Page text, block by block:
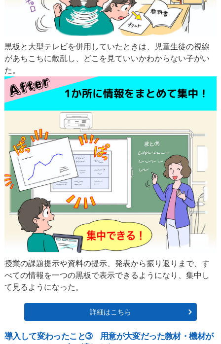
黒板と大型テレビを併用していたときは、児童生徒の視線
があちこちに散乱し、どこを見ていいかわからない子がい
た。
授業の課題提示や資料の提示、発表から振り返りまで、す
べての情報を一つの黒板で表示できるようになり、集中し
て見るようになった。
詳細はこちら
導入して変わったこと➂ 用意が大変だった教材・機材が